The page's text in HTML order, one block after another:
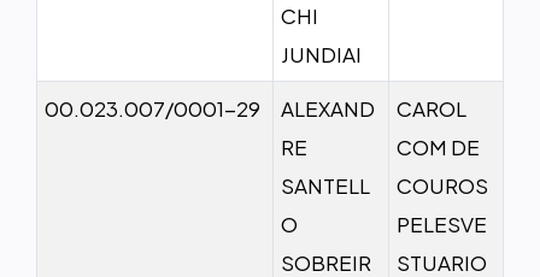
CHI
JUNDIAI
00.023.007/0001-29
ALEXAND
RE
SANTELL
O
SOBREIR
CAROL
COM DE
COUROS
PELESVE
STUARIO